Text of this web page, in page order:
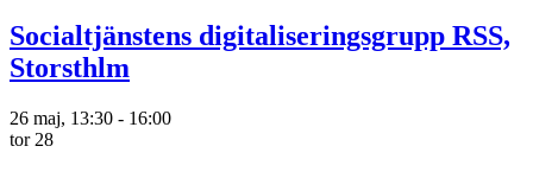
Socialtjänstens digitaliseringsgrupp RSS,
Storsthlm
26 maj, 13:30 - 16:00
tor 28